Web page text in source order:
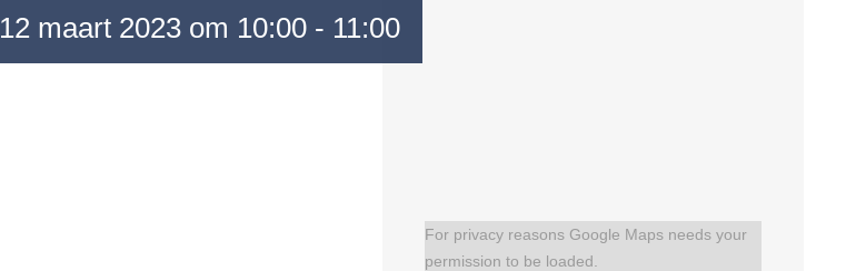
12 maart 2023 om 10:00- 11:00
For privacy reasons Google Maps needs your
permission to be loaded.